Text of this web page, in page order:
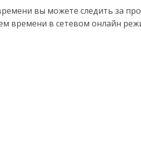
вы можете следить за
времени в сетевом онлайн